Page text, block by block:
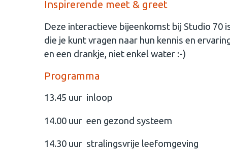
Inspirerende meet & greet
Deze interactieve bijeenkomst bij Studio 70
die je kunt vragen naar hun kennis en
en een drankje, niet enkel water :-)
Programma
13.45 uur inloop
14.00 uur een gezond systeem
14.30 uur stralingsvrije leefomgeving